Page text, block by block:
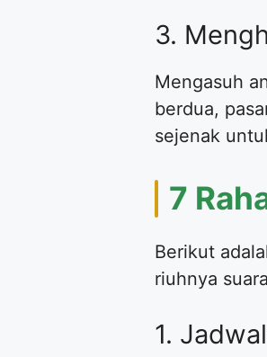
3.
Mengasuh
berdua,
sejenak
7
Berikut
riuhnya
1.